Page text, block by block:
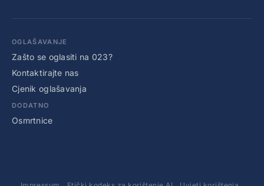
OGLAŠAVANJE
Zašto se oglasiti na 023?
Kontaktirajte nas
Cjenik oglašavanja
DODATNO
Osmrtnice